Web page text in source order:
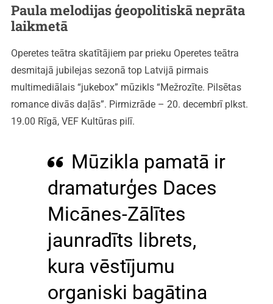
Paula melodijas ģeopolitiskā neprāta
laikmetā
Operetes teātra skatītājiem par prieku Operetes teātra
desmitajā jubilejas sezonā top Latvijā pirmais
multimediālais “jukebox” mūzikls “Mežrozīte. Pilsētas
romance divās daļās”. Pirmizrāde – 20. decembrī plkst.
19.00 Rīgā, VEF Kultūras pilī.
Mūzikla pamatā ir
dramaturģes Daces
Micānes-Zālītes
jaunradīts librets,
kura vēstījumu
organiski bagātina